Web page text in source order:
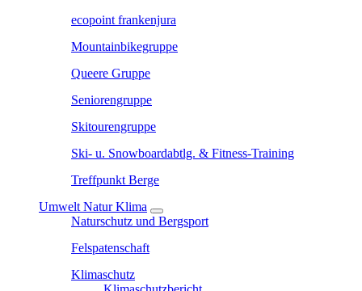
ecopoint frankenjura
Mountainbikegruppe
Queere Gruppe
Seniorengruppe
Skitourengruppe
Ski- u. Snowboardabtlg. & Fitness-Training
Treffpunkt Berge
Umwelt Natur Klima
Naturschutz und Bergsport
Felspatenschaft
Klimaschutz